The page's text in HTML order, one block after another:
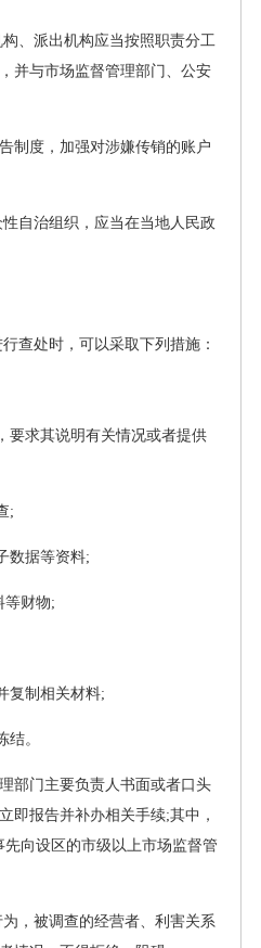
、派出机构应当按照职责分工
并与市场监督管理部门、公安
制度，加强对涉嫌传销的账户
自治组织，应当在当地人民政
查处时，可以采取下列措施：
要求其说明有关情况或者提供
;
数据等资料;
等财物;
复制相关材料;
。
部门主要负责人书面或者口头
即报告并补办相关手续;其中，
向设区的市级以上市场监督管
，被调查的经营者、利害关系